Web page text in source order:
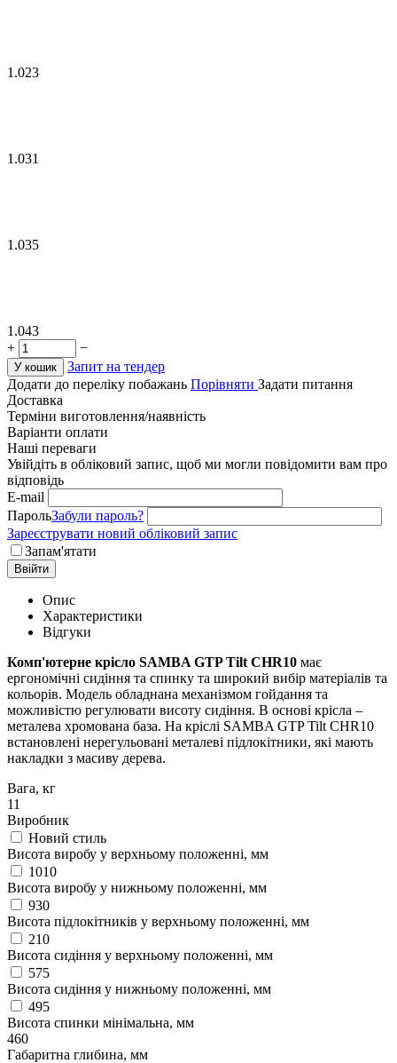
1.023
1.031
1.035
1.043
+
−
У кошик
Запит на тендер
Додати до переліку побажань Порівняти Задати питання
Доставка
Терміни виготовлення/наявність
Варіанти оплати
Наші переваги
Увійдіть в обліковий запис, щоб ми могли повідомити вам про
відповідь
E-mail
ПарольЗабули пароль?
Зареєструвати новий обліковий запис
Запам'ятати
Ввійти
Опис
Характеристики
Відгуки
Комп'ютерне крісло SAMBA GTP Tilt CHR10 має
ергономічні сидіння та спинку та широкий вибір матеріалів та
кольорів. Модель обладнана механізмом гойдання та
можливістю регулювати висоту сидіння. В основі крісла –
металева хромована база. На кріслі SAMBA GTP Tilt CHR10
встановлені нерегульовані металеві підлокітники, які мають
накладки з масиву дерева.
Вага, кг
11
Виробник
Новий стиль
Висота виробу у верхньому положенні, мм
1010
Висота виробу у нижньому положенні, мм
930
Висота підлокітників у верхньому положенні, мм
210
Висота сидіння у верхньому положенні, мм
575
Висота сидіння у нижньому положенні, мм
495
Висота спинки мінімальна, мм
460
Габаритна глибина, мм